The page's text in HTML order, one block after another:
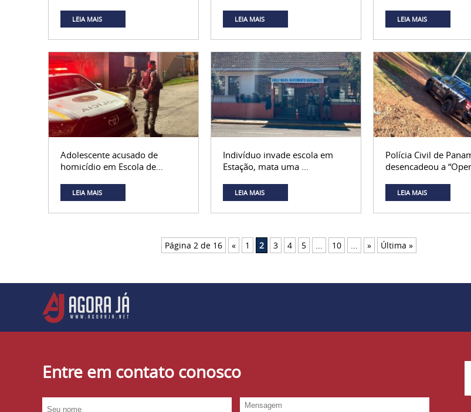
LEIA MAIS LEIA MAIS LEIA MAIS
Adolescente acusado de
homicídio em Escola de...
LEIA MAIS
Indivíduo invade escola em
Estação, mata uma ...
LEIA MAIS
Polícia Civil de
desencadeou a
LEIA MAIS
Página 2 de 16 « 1 2 3 4 5 ... 10 ... » Última »
Entre em contato conosco